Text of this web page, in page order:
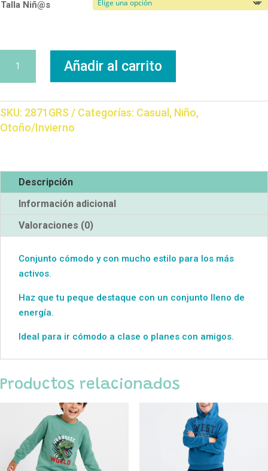
Talla Niñ@s
Dino
cantidad
Añadir al carrito
SKU: 2871GRS Categorías: Casual , Niño,
Otoño/Invierno
Descripción
Información adicional
Valoraciones (0)
Conjunto cómodo y con mucho estilo para los más
activos.
Haz que tu peque destaque con un conjunto lleno de
energía.
Ideal para ir cómodo a clase o planes con amigos.
Productos relacionados